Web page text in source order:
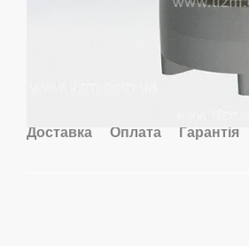
Доставка Оплата Гарантія